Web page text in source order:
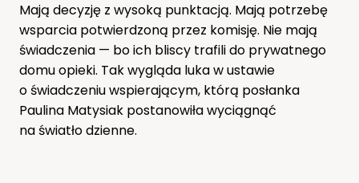
Mają decyzję z wysoką punktacją. Mają potrzebę
wsparcia potwierdzoną przez komisję. Nie mają
świadczenia — bo ich bliscy trafili do prywatnego
domu opieki. Tak wygląda luka w ustawie
o świadczeniu wspierającym, którą posłanka
Paulina Matysiak postanowiła wyciągnąć
na światło dzienne.